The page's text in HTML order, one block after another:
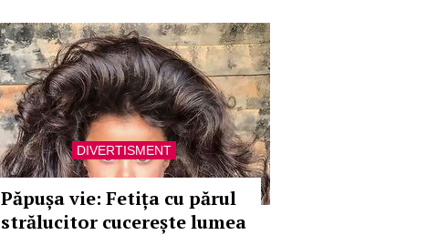
DIVERTISMENT
Păpușa vie: Fetița cu părul
strălucitor cucerește lumea